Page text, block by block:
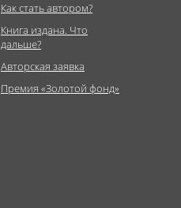
Как стать автором?
Книга издана. Что
дальше?
Авторская заявка
Премия «Золотой фонд»